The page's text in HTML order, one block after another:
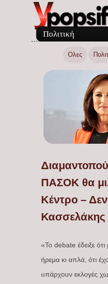
Πολιτική
Ολες
ΠΑΣΟΚ θα
Κέντρο – Δεν
Κασσελάκης
«Το debate έδειξε
ήρεμα κι απλά, ότι
υπάρχουν εκλογές